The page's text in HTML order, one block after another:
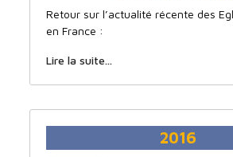
Retour sur l’actualité récente des
en France :
Lire la suite...
2016